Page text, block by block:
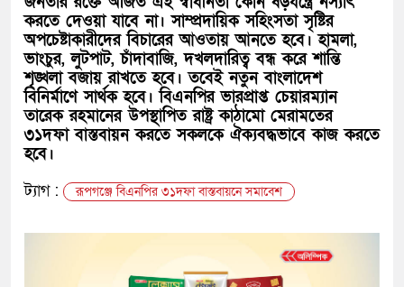
করতে দেওয়া যাবে না। সাম্প্রদায়িক সহিংসতা সৃষ্টির
অপচেষ্টাকারীদের বিচারের আওতায় আনতে হবে। হামলা,
ভাংচুর, লুটপাট, চাঁদাবাজি, দখলদারিত্ব বন্ধ করে শান্তি
শৃঙ্খলা বজায় রাখতে হবে। তবেই নতুন বাংলাদেশ
বিনির্মাণে সার্থক হবে। বিএনপির ভারপ্রাপ্ত চেয়ারম্যান
তারেক রহমানের উপস্থাপিত রাষ্ট্র কাঠামো মেরামতের
৩১দফা বাস্তবায়ন করতে সকলকে ঐক্যবদ্ধভাবে কাজ করতে
হবে।
ট্যাগ :
রূপগঞ্জে বিএনপির ৩১দফা বাস্তবায়নে সমাবেশ